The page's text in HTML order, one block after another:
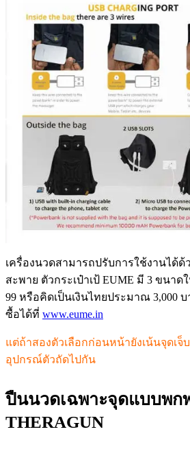
เครื่องนวดสามารถปรับการใช้งานได้
สะพาย ตัวกระเป๋าเป้ EUME มี 3 ขนาด
99 หรือคิดเป็นเงินไทยประมาณ 3,000
ซื้อได้ที่ www.eume.in
แต่ถ้าสองตัวเลือกก่อนหน้ายังเน้นจุดเจ็
อุปกรณ์ตัวถัดไปกัน
ปืนนวดเฉพาะจุดแบบพก
THERAGUN